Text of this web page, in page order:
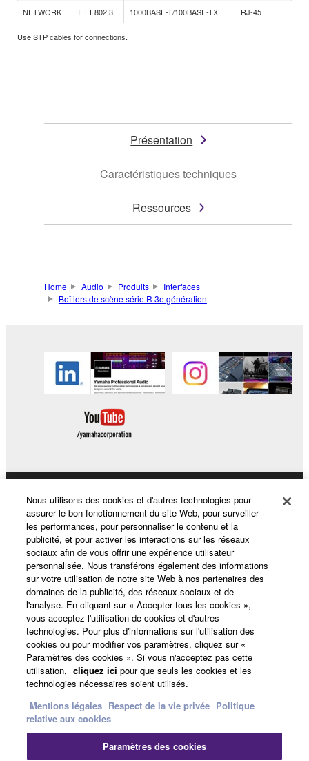
NETWORK IEEE802.3 1000BASE-T/100BASE-TX RJ-45
Use STP cables for connections.
Présentation
Caractéristiques techniques
Ressources
Home Audio Produits
Interfaces
Boîtiers de scène série R 3e génération
Produits et solutions
Actualités
A propos de Yamaha
France - French
Grand Public
Nous contacter
Conditions d'utilisation
Nous utilisons des cookies et d'autres technologies pour
assurer le bon fonctionnement du site Web, pour surveiller
les performances, pour personnaliser le contenu et la
publicité, et pour activer les interactions sur les réseaux
sociaux afin de vous offrir une expérience utilisateur
personnalisée. Nous transférons également des informations
sur votre utilisation de notre site Web à nos partenaires des
domaines de la publicité, des réseaux sociaux et de
l'analyse. En cliquant sur « Accepter tous les cookies »,
vous acceptez l'utilisation de cookies et d'autres
technologies. Pour plus d'informations sur l'utilisation des
cookies ou pour modifier vos paramètres, cliquez sur «
Paramètres des cookies ». Si vous n'acceptez pas cette
utilisation, cliquez ici pour que seuls les cookies et les
technologies nécessaires soient utilisés.
Mentions légales Respect de la vie privée Politique
relative aux cookies
Paramètres des cookies